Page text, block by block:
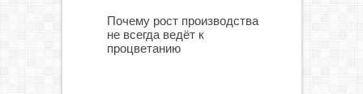
Почему рост производства
не всегда ведёт к
процветанию